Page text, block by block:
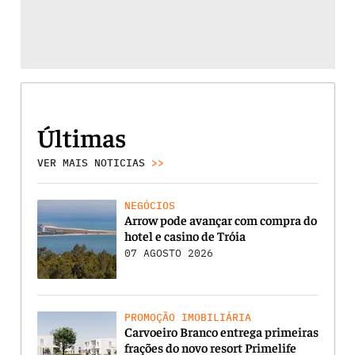
Últimas
VER MAIS NOTICIAS >>
NEGÓCIOS
Arrow pode avançar com compra do
hotel e casino de Tróia
07 AGOSTO 2026
PROMOÇÃO IMOBILIÁRIA
Carvoeiro Branco entrega primeiras
frações do novo resort Primelife